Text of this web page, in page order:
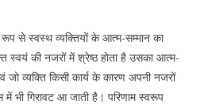
से स्वस्थ व्यक्तियों के आत्म-सम्मान का
स्वयं की नजरों में श्रेष्ठ होता है उसका आत्म-
जो व्यक्ति किसी कार्य के कारण अपनी नजरों
भी गिरावट आ जाती है। परिणाम स्वरूप